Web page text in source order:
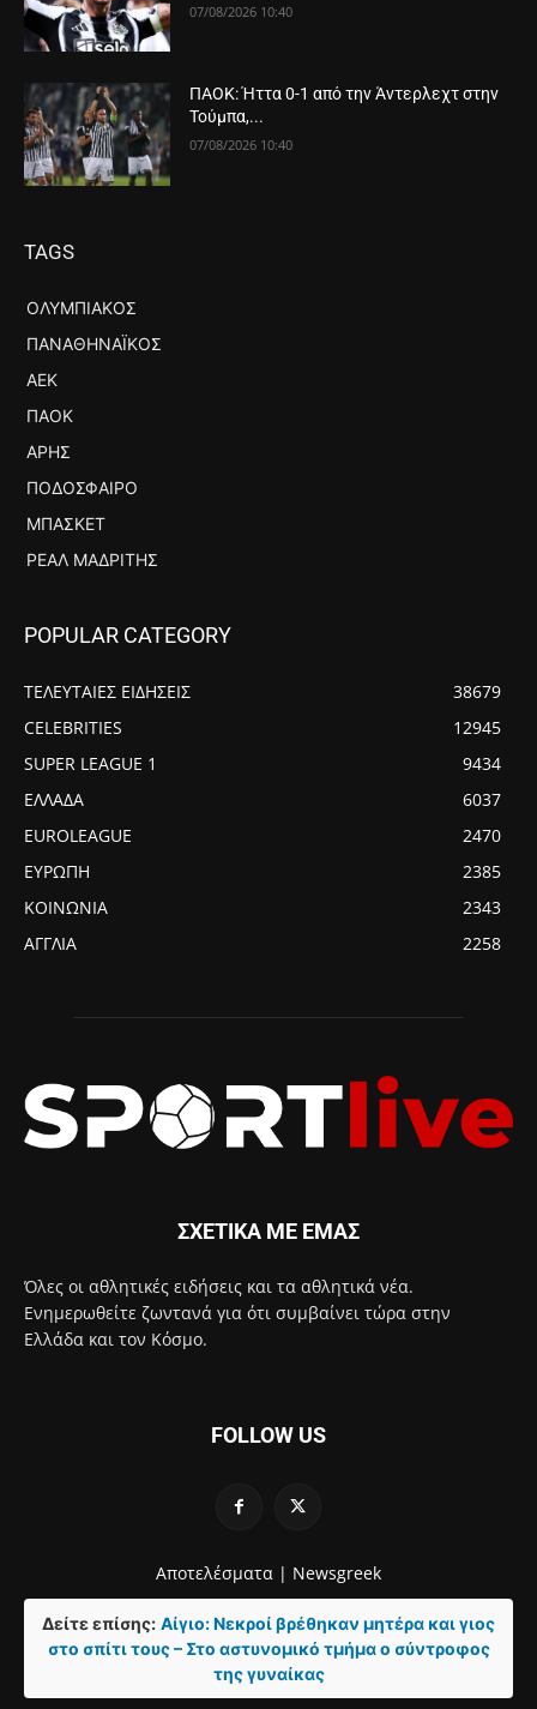
07/08/2026 10:40
ΠΑΟΚ: Ήττα 0-1 από την Άντερλεχτ στην
Τούμπα,...
07/08/2026 10:40
TAGS
ΟΛΥΜΠΙΑΚΌΣ
ΠΑΝΑΘΗΝΑΪΚΌΣ
ΑΕΚ
ΠΑΟΚ
ΆΡΗΣ
ΠΟΔΌΣΦΑΙΡΟ
ΜΠΆΣΚΕΤ
ΡΕΆΛ ΜΑΔΡΊΤΗΣ
POPULAR CATEGORY
ΤΕΛΕΥΤΑΙΕΣ ΕΙΔΗΣΕΙΣ
38679
CELEBRITIES
12945
SUPER LEAGUE 1
9434
ΕΛΛΑΔΑ
6037
EUROLEAGUE
2470
ΕΥΡΩΠΗ
2385
ΚΟΙΝΩΝΙΑ
2343
ΑΓΓΛΙΑ
2258
ΣΧΕΤΙΚΑ ΜΕ ΕΜΑΣ
Όλες οι αθλητικές ειδήσεις και τα αθλητικά νέα.
Ενημερωθείτε ζωντανά για ότι συμβαίνει τώρα στην
Ελλάδα και τον Κόσμο.
FOLLOW US
Αποτελέσματα | Newsgreek
Δείτε επίσης: Αίγιο: Νεκροί βρέθηκαν μητέρα και γιος
στο σπίτι τους – Στο αστυνομικό τμήμα ο σύντροφος
της γυναίκας